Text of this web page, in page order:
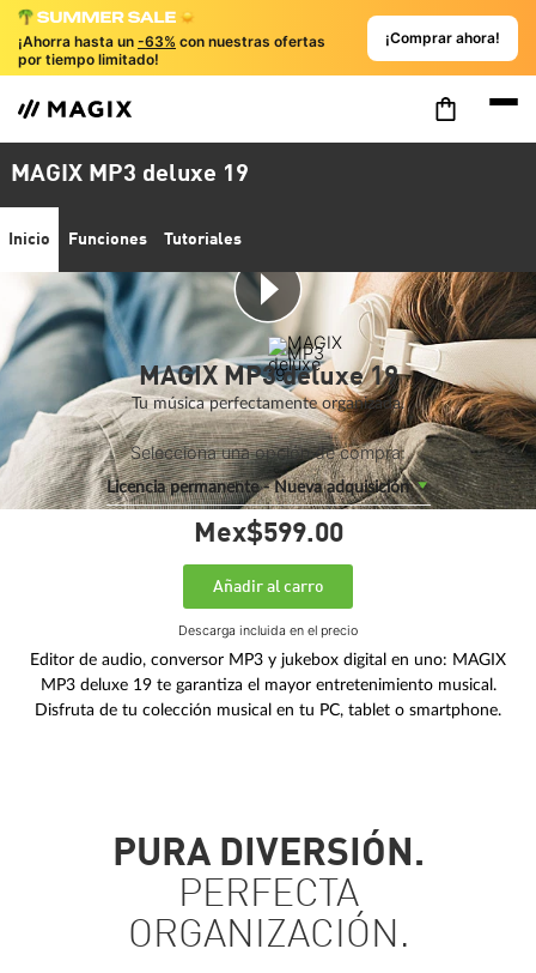
¡Ahorra hasta un -63% con nuestras ofertas
por tiempo limitado!
¡Comprar ahora!
MAGIX MP3 deluxe 19
Inicio Funciones Tutoriales
MAGIX MP3 deluxe 19
Tu música perfectamente organizada.
Selecciona una opción de compra:
Licencia permanente - Nueva adquisición
Mex$599.00
Añadir al carro
Descarga incluida en el precio
Editor de audio, conversor MP3 y jukebox digital en uno: MAGIX
MP3 deluxe 19 te garantiza el mayor entretenimiento musical.
Disfruta de tu colección musical en tu PC, tablet o smartphone.
PURA DIVERSIÓN.
PERFECTA
ORGANIZACIÓN.